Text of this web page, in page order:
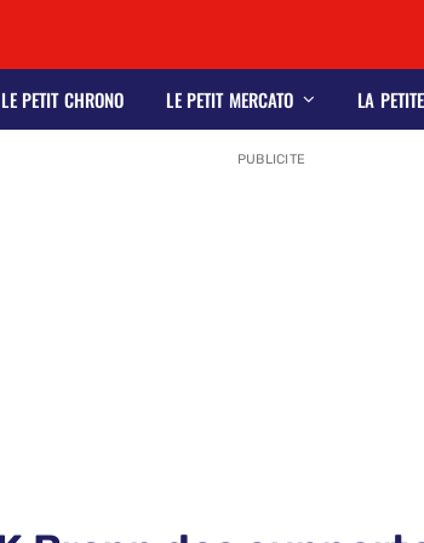
LE PETIT CHRONO LE PETIT MERCATO LA
PUBLICITE